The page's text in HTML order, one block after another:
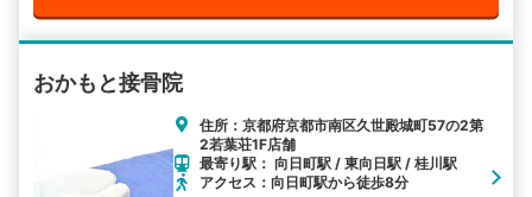
おかもと接骨院
住所：京都府京都市南区久世殿城町57の2第
2若葉荘1F店舗
最寄り駅： 向日町駅 / 東向日駅 / 桂川駅
アクセス：向日町駅から徒歩8分